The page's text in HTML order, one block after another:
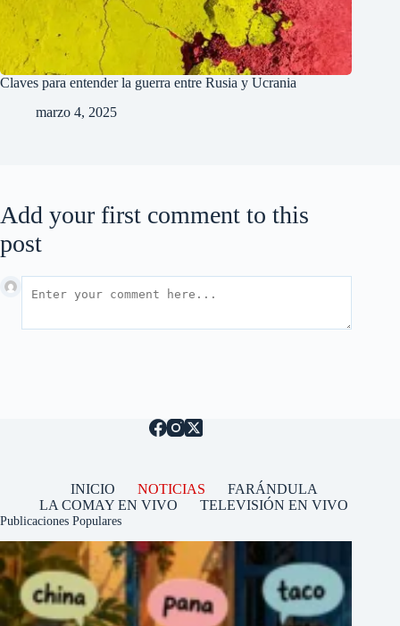
Claves para entender la guerra entre Rusia y Ucrania
marzo 4, 2025
Add your first comment to this
post
INICIO NOTICIAS
FARÁNDULA
LA COMAY EN VIVO
TELEVISIÓN EN VIVO
Publicaciones Populares